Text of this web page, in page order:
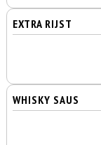
EXTRA RIJST
WHISKY SAUS